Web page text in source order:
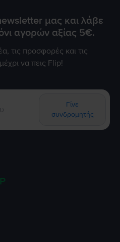
μας και λάβε
αγορών αξίας 5€.
τις προσφορές και τις
να πεις Flip!
Γίνε
συνδρομητής